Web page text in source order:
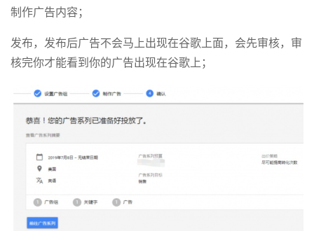
制作广告内容；
发布，发布后广告不会马上出现在谷歌上面，会先审核，审
核完你才能看到你的广告出现在谷歌上；